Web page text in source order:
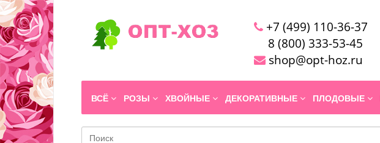
+7 (499) 110-36-37
8 (800) 333-53-45
shop@opt-hoz.ru
ВСЁ РОЗЫ ХВОЙНЫЕ ДЕКОРАТИВНЫЕ ПЛОДОВЫЕ